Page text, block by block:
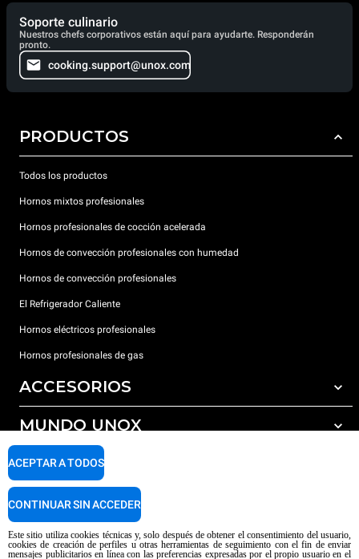
Soporte culinario
Nuestros chefs corporativos están aquí para ayudarte. Responderán
pronto.
cooking.support@unox.com
PRODUCTOS
Todos los productos
Hornos mixtos profesionales
Hornos profesionales de cocción acelerada
Hornos de convección profesionales con humedad
Hornos de convección profesionales
El Refrigerador Caliente
Hornos eléctricos profesionales
Hornos profesionales de gas
ACCESORIOS
Todos los accesorios
Detergentes para lavado automático
Detergentes para lavado manual
Tratamiento de agua con filtros de resina
MUNDO UNOX
Nuestras sedes en el mundo
SOPORTE
Garantía Unox
Centros de servicio técnico
Este sitio utiliza cookies técnicas y, solo después de obtener el consentimiento del usuario,
cookies de creación de perfiles u otras herramientas de seguimiento con el fin de enviar
mensajes publicitarios en línea con las preferencias expresadas por el propio usuario en el
ACEPTAR A TODOS
CONTINUAR SIN ACCEDER